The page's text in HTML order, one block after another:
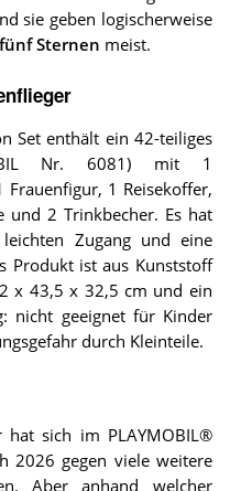
sie geben logischerweise
fünf Sternen meist.
Set enthält ein 42-teiliges
Nr. 6081) mit 1
1 Reisekoffer,
und 2 Trinkbecher. Es hat
Zugang und eine
Produkt ist aus Kunststoff
x 43,5 x 32,5 cm und ein
nicht geeignet für Kinder
durch Kleinteile.
hat sich im PLAYMOBIL®
2026 gegen viele weitere
Aber anhand welcher